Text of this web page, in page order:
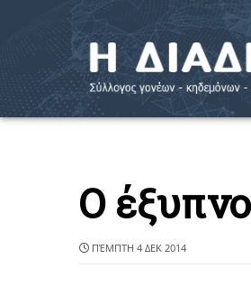
Ο
ΠΈΜΠΤΗ 4 ΔΕΚ 2014